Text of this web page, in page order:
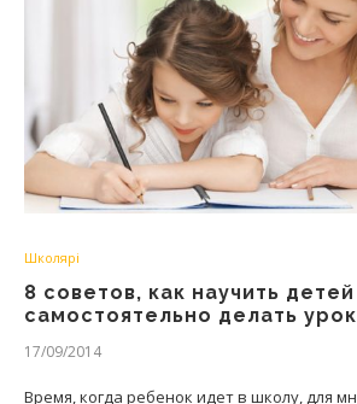
Школярі
8 советов, как научить детей
самостоятельно делать
17/09/2014
Время, когда ребенок идет в школу, для